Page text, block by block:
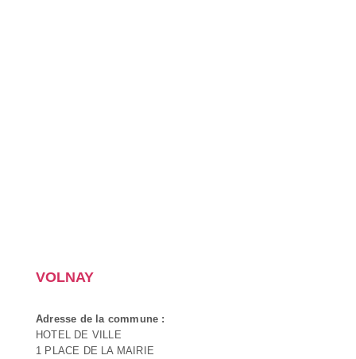
VOLNAY
Adresse de la commune :
HOTEL DE VILLE
1 PLACE DE LA MAIRIE